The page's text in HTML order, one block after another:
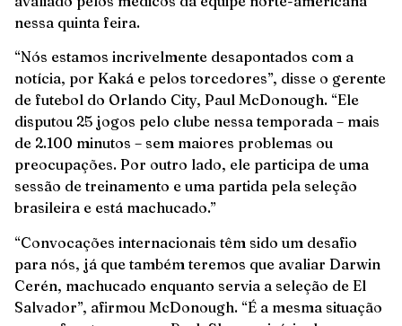
nessa quinta feira.
“Nós estamos incrivelmente desapontados com a
notícia, por Kaká e pelos torcedores”, disse o gerente
de futebol do Orlando City, Paul McDonough. “Ele
disputou 25 jogos pelo clube nessa temporada – mais
de 2.100 minutos – sem maiores problemas ou
preocupações. Por outro lado, ele participa de uma
sessão de treinamento e uma partida pela seleção
brasileira e está machucado.”
“Convocações internacionais têm sido um desafio
para nós, já que também teremos que avaliar Darwin
Cerén, machucado enquanto servia a seleção de El
Salvador”, afirmou McDonough. “É a mesma situação